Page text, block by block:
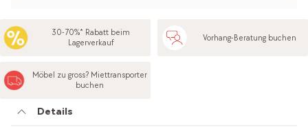
30-70%* Rabatt beim
Lagerverkauf
Vorhang-Beratung buchen
Möbel zu gross? Miettransporter
buchen
Details